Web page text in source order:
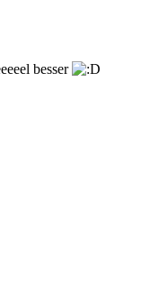
besser